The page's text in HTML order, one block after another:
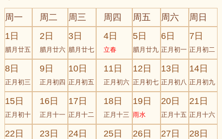
周一 周二 周三 周四 周五 周六
周日
1日
腊月廿五
2日
腊月廿六
3日
腊月廿七
4日
立春
5日
腊月廿九
6日
正月初一
7日
正月初二
8日
正月初三
9日
正月初四
10日
正月初五
11日
正月初六
12日
正月初七
13日
正月初八
14日
正月初九
15日
正月初十
16日
正月十一
17日
正月十二
18日
正月十三
19日
雨水
20日
正月十五
21日
正月十六
22日 23日 24日 25日 26日 27日 28日